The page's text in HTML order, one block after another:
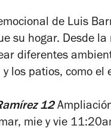
de Luis
su hogar. Desde
diferentes
los patios, como el
12
mie y vie